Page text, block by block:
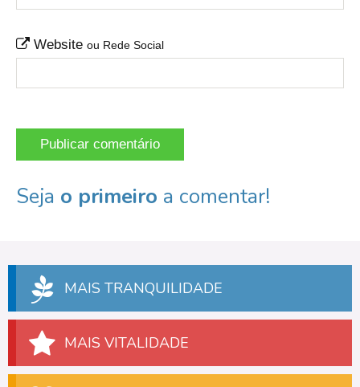
Website ou Rede Social
Seja o primeiro a comentar!
MAIS TRANQUILIDADE
MAIS VITALIDADE